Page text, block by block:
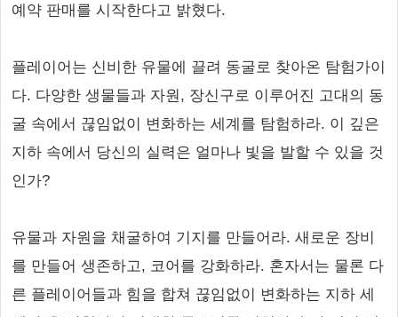
예약 판매를 시작한다고 밝혔다.
플레이어는 신비한 유물에 끌려 동굴로 찾아온 탐험가이
다. 다양한 생물들과 자원, 장신구로 이루어진 고대의 동
굴 속에서 끊임없이 변화하는 세계를 탐험하라. 이 깊은
지하 속에서 당신의 실력은 얼마나 빛을 발할 수 있을 것
인가?
유물과 자원을 채굴하여 기지를 만들어라. 새로운 장비
를 만들어 생존하고, 코어를 강화하라. 혼자서는 물론 다
른 플레이어들과 힘을 합쳐 끊임없이 변화하는 지하 세